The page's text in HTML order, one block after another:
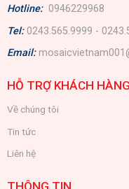
Hotline: 0946229968
Tel: 0243.565.9999 -
Email:
HỖ TRỢ KHÁCH HÀNG
Về chúng tôi
Tin tức
Liên hệ